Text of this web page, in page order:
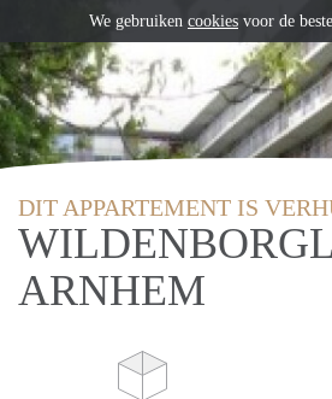
DIT APPARTEMENT IS
ARNHEM
We gebruiken cookies voor de